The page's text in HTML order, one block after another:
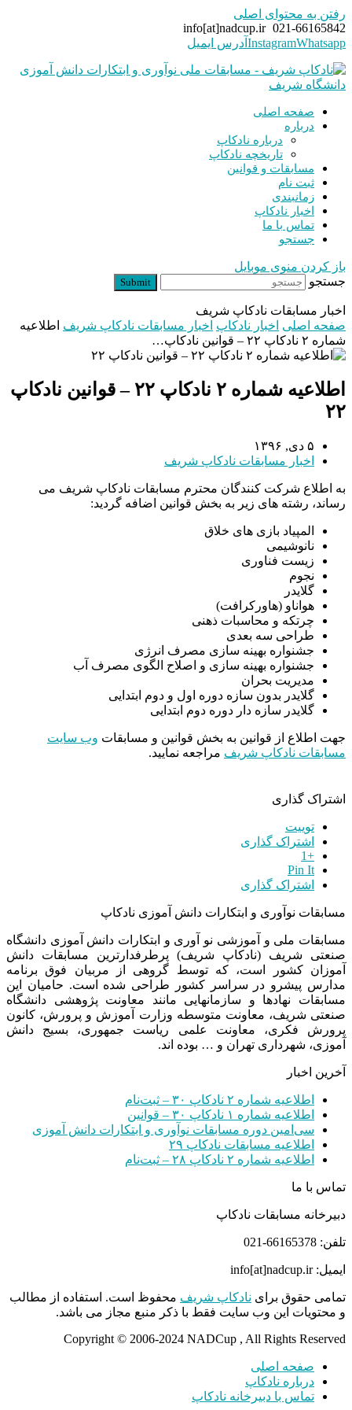
رفتن به محتوای اصلی
021-66165842
info[at]nadcup.ir
InstagramWhatsapp آدرس ایمیل
صفحه اصلی
درباره
درباره نادکاپ
تاریخچه نادکاپ
مسابقات و قوانین
ثبت نام
زمانبندی
اخبار نادکاپ
تماس با ما
جستجو
باز کردن منوی موبایل
جستجو
Submit
اخبار مسابقات نادکاپ شریف
صفحه اصلی اخبار نادکاپ اخبار مسابقات نادکاپ شریف اطلاعیه
شماره ۲ نادکاپ ۲۲ – قوانین نادکاپ…
اطلاعیه شماره ۲ نادکاپ ۲۲ – قوانین نادکاپ
۲۲
۵ دی, ۱۳۹۶
اخبار مسابقات نادکاپ شریف
به اطلاع شرکت کنندگان محترم مسابقات نادکاپ شریف می
رساند، رشته های زیر به بخش قوانین اضافه گردید:
المپیاد بازی های خلاق
نانوشیمی
زیست فناوری
نجوم
گلایدر
هواناو (هاورکرافت)
چرتکه و محاسبات ذهنی
طراحی سه بعدی
جشنواره بهینه سازی مصرف انرژی
جشنواره بهینه سازی و اصلاح الگوی مصرف آب
مدیریت بحران
گلایدر بدون سازه دوره اول و دوم ابتدایی
گلایدر سازه دار دوره دوم ابتدایی
جهت اطلاع از قوانین به بخش قوانین و مسابقات وب سایت
مسابقات نادکاپ شریف مراجعه نمایید.
اشتراک گذاری
توییت
اشتراک گذاری
+1
Pin It
اشتراک گذاری
مسابقات نوآوری و ابتکارات دانش آموزی نادکاپ
مسابقات ملی و آموزشی نو آوری و ابتکارات دانش آموزی دانشگاه
صنعتی شریف (نادکاپ شریف) پرطرفدارترین مسابقات دانش
آموزان کشور است، که توسط گروهی از مربیان فوق برنامه
مدارس پیشرو در سراسر کشور طراحی شده است. حامیان این
مسابقات نهادها و سازمانهایی مانند معاونت پژوهشی دانشگاه
صنعتی شریف، معاونت متوسطه وزارت آموزش و پرورش، کانون
پرورش فکری، معاونت علمی ریاست جمهوری، بسیج دانش
آموزی، شهرداری تهران و … بوده اند.
آخرین اخبار
اطلاعیه شماره ۲ نادکاپ ۳۰ – ثبت‌نام
اطلاعیه شماره ۱ نادکاپ ۳۰ – قوانین
سی‌امین دوره مسابقات نوآوری و ابتکارات دانش آموزی
اطلاعیه مسابقات نادکاپ ۲۹
اطلاعیه شماره ۲ نادکاپ ۲۸ – ثبت‌نام
تماس با ما
دبیرخانه مسابقات نادکاپ
تلفن: 66165378-021
ایمیل: info[at]nadcup.ir
تمامی حقوق برای نادکاپ شریف محفوظ است. استفاده از مطالب
و محتویات این وب سایت فقط با ذکر منبع مجاز می باشد.
Copyright © 2006-2024 NADCup , All Rights Reserved
صفحه اصلی
درباره نادکاپ
تماس با دبیرخانه نادکاپ